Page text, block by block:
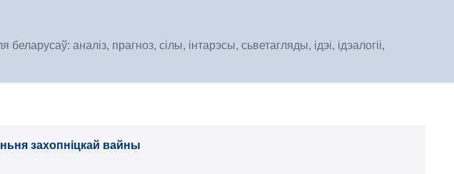
аналіз, прагноз, сілы, інтарэсы, сьветагляды, ідэі, ідэалогіі,
захопніцкай вайны